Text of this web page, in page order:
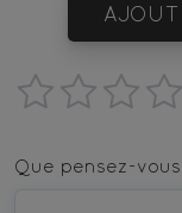
star
—
—
Que pensez-